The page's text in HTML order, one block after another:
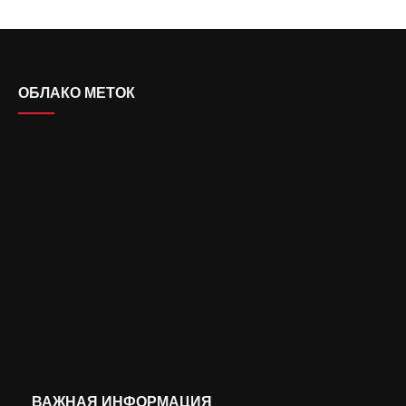
ОБЛАКО МЕТОК
ВАЖНАЯ ИНФОРМАЦИЯ